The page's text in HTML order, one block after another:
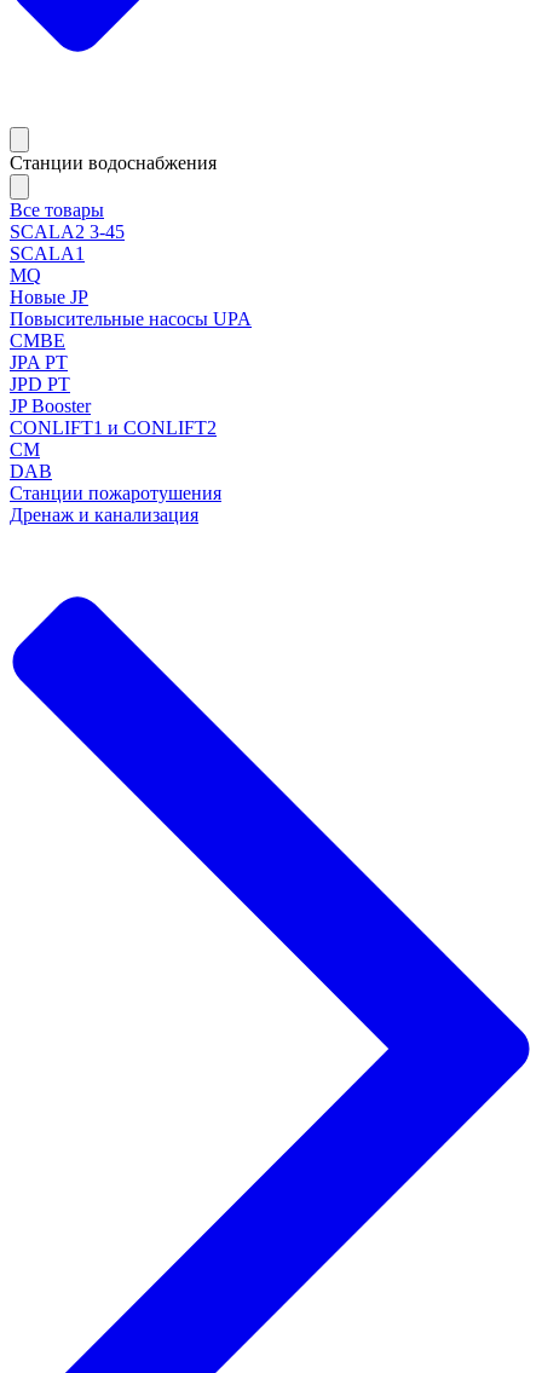
Станции водоснабжения
Все товары
SCALA2 3-45
SCALA1
MQ
Новые JP
Повысительные насосы UPA
CMBE
JPA PT
JPD PT
JP Booster
CONLIFT1 и CONLIFT2
CM
DAB
Станции пожаротушения
Дренаж и канализация